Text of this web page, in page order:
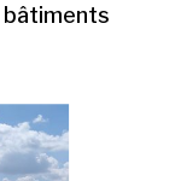
bâtiments